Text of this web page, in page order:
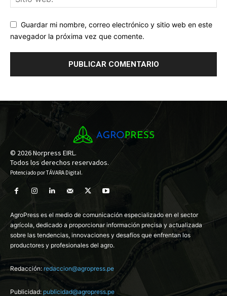
Guardar mi nombre, correo electrónico y sitio web en este
navegador la próxima vez que comente.
© 2026 Norpress EIRL.
Todos los derechos reservados.
Potenciado porTÁVARA Digital.
AgroPress es el medio de comunicación especializado en el sector
agrícola, dedicado a proporcionar información precisa y actualizada
sobre las tendencias, innovaciones y desafíos que enfrentan los
productores y profesionales del agro.
Redacción: redaccion@agropress.pe
Publicidad: publicidad@agropress.pe